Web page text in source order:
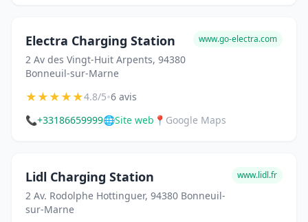
Electra Charging Station
2 Av des Vingt-Huit Arpents, 94380
Bonneuil-sur-Marne
www.go-electra.com
★★★★★4.8/5•6 avis
📞+33186659999🌐Site web 📍 Google Maps
Lidl Charging Station
2 Av. Rodolphe Hottinguer, 94380 Bonneuil-
sur-Marne
www.lidl.fr